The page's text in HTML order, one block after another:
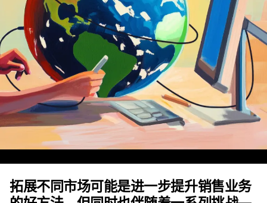
拓展不同市场可能是进一步提升销售业务